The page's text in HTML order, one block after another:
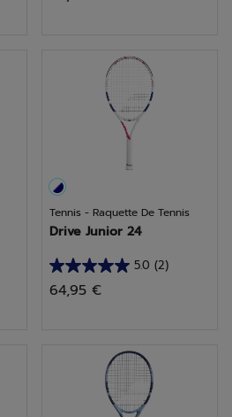
Tennis - Raquette De Tennis
Drive Junior 24
5.0 (2)
5.0
sur
64,95 €